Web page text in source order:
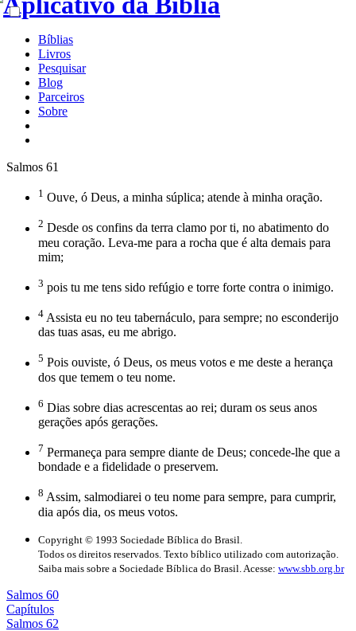
Bíblias
Livros
Pesquisar
Blog
Parceiros
Sobre
Salmos 61
1 Ouve, ó Deus, a minha súplica; atende à minha oração.
2 Desde os confins da terra clamo por ti, no abatimento do
meu coração. Leva-me para a rocha que é alta demais para
mim;
3 pois tu me tens sido refúgio e torre forte contra o inimigo.
4 Assista eu no teu tabernáculo, para sempre; no esconderijo
das tuas asas, eu me abrigo.
5 Pois ouviste, ó Deus, os meus votos e me deste a herança
dos que temem o teu nome.
6 Dias sobre dias acrescentas ao rei; duram os seus anos
gerações após gerações.
7 Permaneça para sempre diante de Deus; concede-lhe que a
bondade e a fidelidade o preservem.
8 Assim, salmodiarei o teu nome para sempre, para cumprir,
dia após dia, os meus votos.
Copyright © 1993 Sociedade Bíblica do Brasil.
Todos os direitos reservados. Texto bíblico utilizado com autorização.
Saiba mais sobre a Sociedade Bíblica do Brasil. Acesse: www.sbb.org.br
Salmos 60
Capítulos
Salmos 62